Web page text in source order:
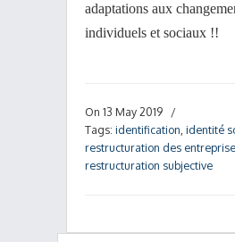
adaptations aux
individuels et sociaux !!
On 13 May 2019
/
Tags: identification identité
restructuration des
restructuration subjective